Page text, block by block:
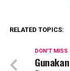
RELATED TOPICS:
DON'T MISS